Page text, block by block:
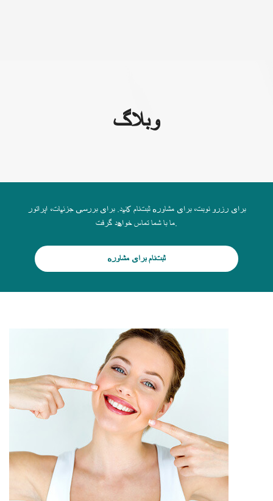
وبلاگ
برای رزرو نوبت، برای مشاوره ثبت‌نام کنید. برای بررسی جزئیات، اپراتور
ما با شما تماس خواهد گرفت.
ثبت‌نام برای مشاوره